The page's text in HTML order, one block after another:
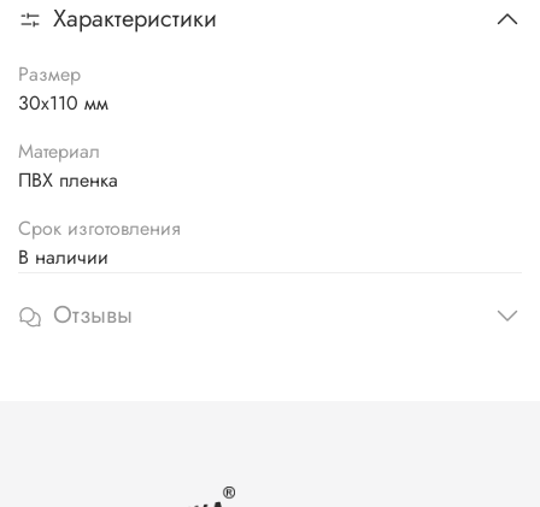
Характеристики
Размер
30х110 мм
Материал
ПВХ пленка
Срок изготовления
В наличии
Отзывы